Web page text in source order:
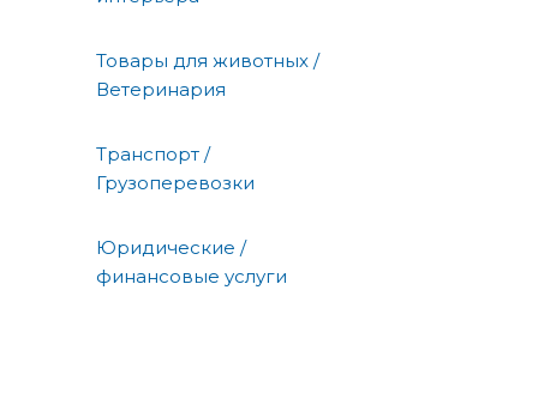
Товары для животных /
Ветеринария
Транспорт /
Грузоперевозки
Юридические /
финансовые услуги